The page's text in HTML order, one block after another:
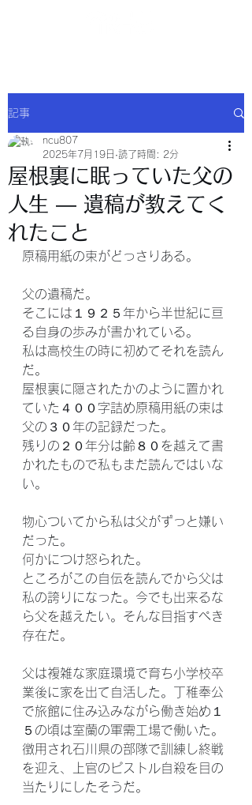
記事
屋根裏に眠っていた父の
人生 ― 遺稿が教えてく
れたこと
ncu807
2025年7月19日 読了時間: 2分
原稿用紙の束がどっさりある。
父の遺稿だ。
そこには１９２５年から半世紀に亘
る自身の歩みが書かれている。
私は高校生の時に初めてそれを読ん
だ。
屋根裏に隠されたかのように置かれ
ていた４００字詰め原稿用紙の束は
父の３０年の記録だった。
残りの２０年分は齢８０を越えて書
かれたもので私もまだ読んではいな
い。
物心ついてから私は父がずっと嫌い
だった。
何かにつけ怒られた。
ところがこの自伝を読んでから父は
私の誇りになった。今でも出来るな
ら父を越えたい。そんな目指すぺき
存在だ。
父は複雑な家庭環境で育ち小学校卒
業後に家を出て自活した。丁稚奉公
で旅館に住み込みながら働き始め１
５の頃は室蘭の軍需工場で働いた。
徴用され石川県の部隊で訓練し終戦
を迎え、上官のピストル自殺を目の
当たりにしたそうだ。